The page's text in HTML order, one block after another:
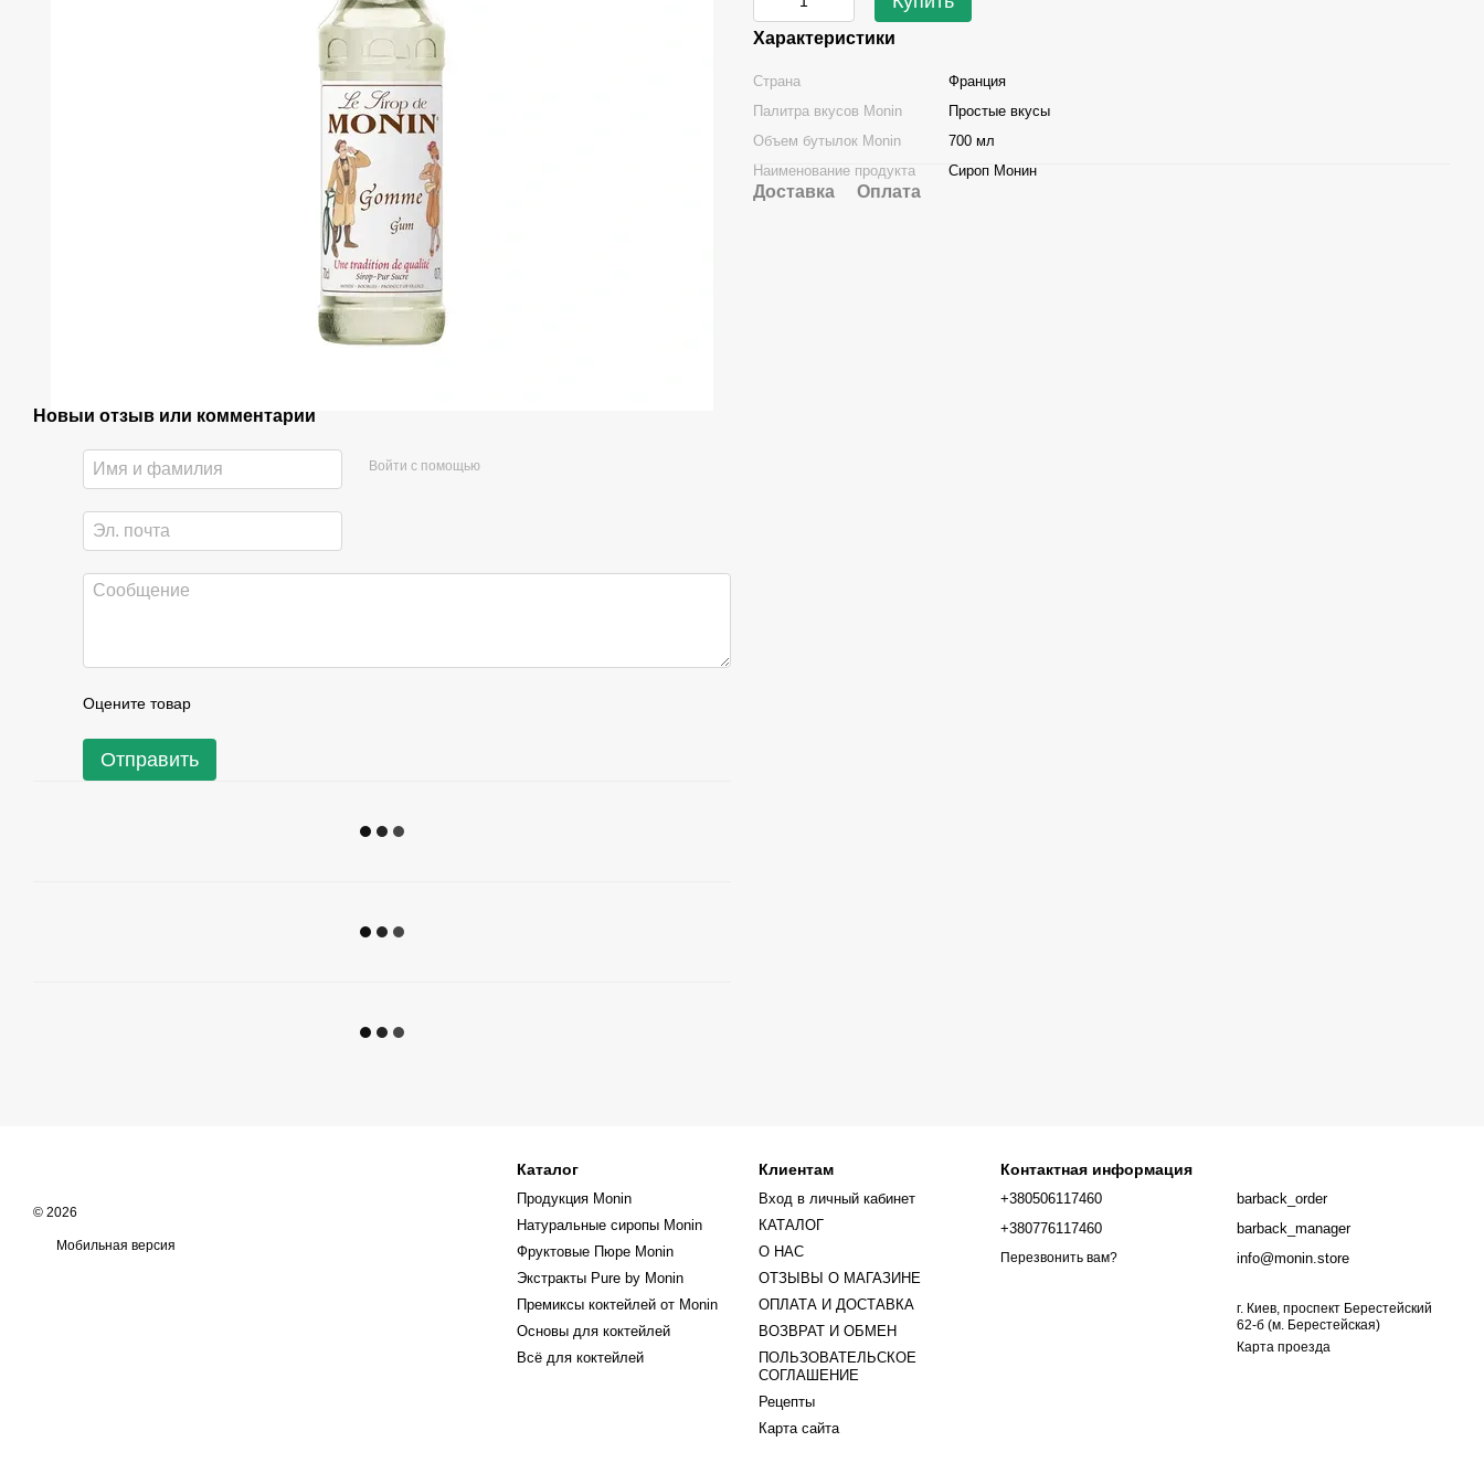
Новый отзыв или комментарий
Войти с помощью
Оцените товар
Отправить
Характеристики
Страна
Франция
Палитра вкусов Monin
Простые вкусы
Объем бутылок Monin
700 мл
Наименование продукта
Сироп Монин
Доставка Оплата
© 2026
Мобильная версия
Каталог
Продукция Monin
Натуральные сиропы Monin
Фруктовые Пюре Monin
Экстракты Pure by Monin
Премиксы коктейлей от Monin
Основы для коктейлей
Всё для коктейлей
Клиентам
Вход в личный кабинет
КАТАЛОГ
О НАС
ОТЗЫВЫ О МАГАЗИНЕ
ОПЛАТА И ДОСТАВКА
ВОЗВРАТ И ОБМЕН
ПОЛЬЗОВАТЕЛЬСКОЕ
СОГЛАШЕНИЕ
Рецепты
Карта сайта
Контактная информация
+380506117460
+380776117460
Перезвонить вам?
barback_order
barback_manager
info@monin.store
г. Киев, проспект Берестейский
62-б (м. Берестейская)
Карта проезда